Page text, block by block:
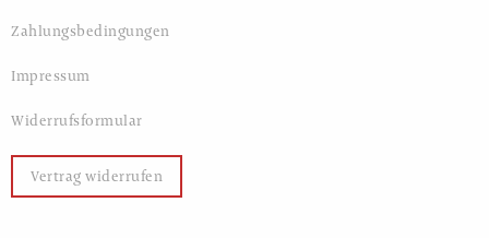
Zahlungsbedingungen
Impressum
Widerrufsformular
Vertrag widerrufen